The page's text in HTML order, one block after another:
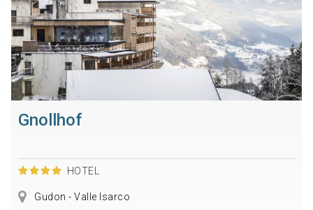
Gnollhof
HOTEL
Gudon - Valle Isarco